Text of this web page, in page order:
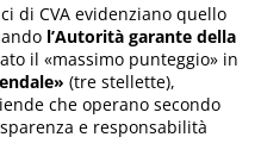
di CVA evidenziano quello
l’Autorità garante della
il «massimo punteggio» in
(tre stellette),
che operano secondo
e responsabilità